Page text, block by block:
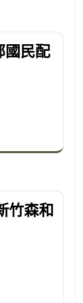
國民配
竹森和